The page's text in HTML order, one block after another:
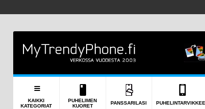
KAIKKI
KATEGORIAT
PUHELIMEN
KUORET
PANSSARILASI